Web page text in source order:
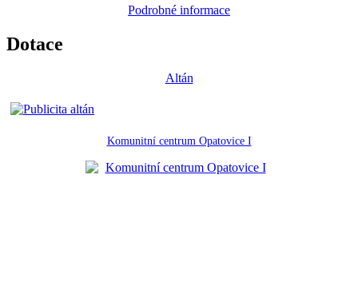
Podrobné informace
Dotace
Altán
Komunitní centrum Opatovice I